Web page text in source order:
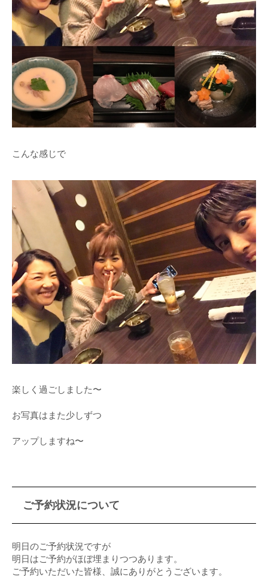
こんな感じで
楽しく過ごしました〜
お写真はまた少しずつ
アップしますね〜
ご予約状況について
明日のご予約状況ですが
明日はご予約がほぼ埋まりつつあります。
ご予約いただいた皆様、誠にありがとうございます。